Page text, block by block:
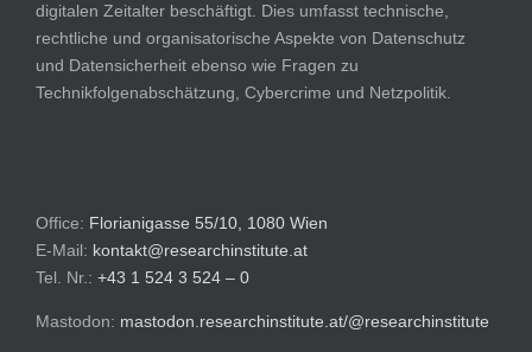
digitalen Zeitalter beschäftigt. Dies umfasst technische,
rechtliche und organisatorische Aspekte von Datenschutz
und Datensicherheit ebenso wie Fragen zu
Technikfolgenabschätzung, Cybercrime und Netzpolitik.
Office: Florianigasse 55/10, 1080 Wien
E-Mail: kontakt@researchinstitute.at
Tel. Nr.: +43 1 524 3 524 – 0
Mastodon: mastodon.researchinstitute.at/@researchinstitute